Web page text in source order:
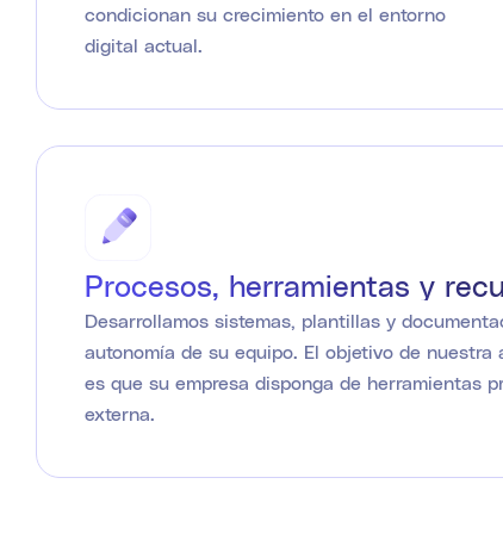
condicionan su crecimiento en el entorno
digital actual.
Procesos, herramientas y
Desarrollamos sistemas, plantillas y
autonomía de su equipo. El objetivo de
es que su empresa disponga de herramientas
externa.